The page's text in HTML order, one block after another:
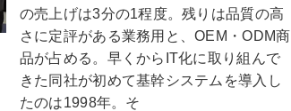
の売上げは3分の1程度。残りは品質の高
さに定評がある業務用と、OEM・ODM商
品が占める。早くからIT化に取り組んで
きた同社が初めて基幹システムを導入し
たのは1998年。そ